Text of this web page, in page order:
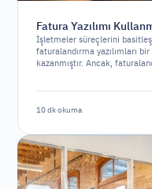
Fatura Yazılımı
İşletmeler süreçlerini
faturalandırma yazılımları
kazanmıştır. Ancak,
10 dk okuma